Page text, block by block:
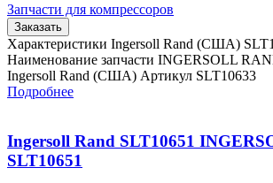
Запчасти для компрессоров
Заказать
Характеристики Ingersoll Rand (США)
Наименование запчасти INGERSOLL
Ingersoll Rand (США) Артикул SLT10633
Подробнее
Ingersoll Rand SLT10651
SLT10651